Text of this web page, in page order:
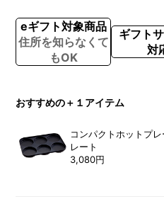
eギフト対象商品
住所を知らなくて
もOK
ギフト
対
おすすめの＋１アイテム
コンパクトホットプ
レート
3,080円